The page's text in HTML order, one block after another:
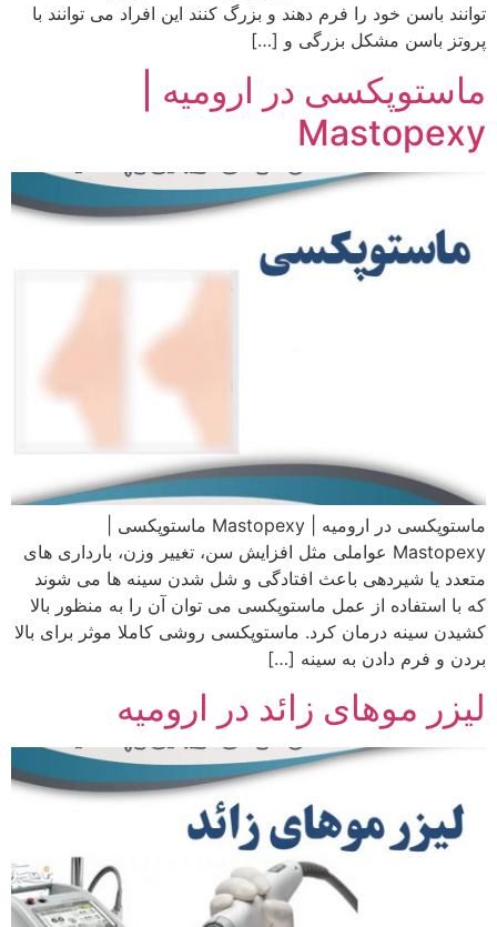
توانند باسن خود را فرم دهند و بزرگ کنند این افراد می توانند با
پروتز باسن مشکل بزرگی و […]
ماستوپکسی در ارومیه |
Mastopexy
ماستوپکسی در ارومیه | Mastopexy ماستوپکسی |
Mastopexy عواملی مثل افزایش سن، تغییر وزن، بارداری های
متعدد یا شیردهی باعث افتادگی و شل شدن سینه ها می شوند
که با استفاده از عمل ماستوپکسی می توان آن را به منظور بالا
کشیدن سینه درمان کرد. ماستوپکسی روشی کاملا موثر برای بالا
بردن و فرم دادن به سینه […]
لیزر موهای زائد در ارومیه